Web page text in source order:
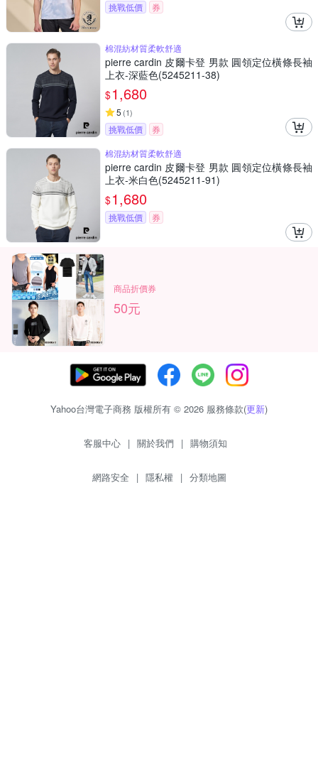
挑戰低價 券
棉混紡材質柔軟舒適
pierre cardin 皮爾卡登 男款 圓領定位橫條長袖
上衣-深藍色(5245211-38)
$1,680
5 (1)
挑戰低價
券
棉混紡材質柔軟舒適
pierre cardin 皮爾卡登 男款 圓領定位橫條長袖
上衣-米白色(5245211-91)
$1,680
挑戰低價 券
商品折價券
50元
Yahoo台灣電子商務 版權所有 © 2026 服務條款(更新)
客服中心 | 關於我們 | 購物須知
網路安全 | 隱私權 | 分類地圖